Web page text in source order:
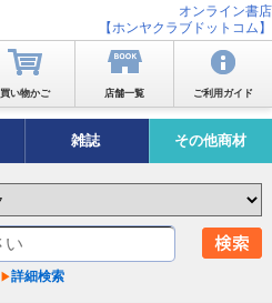
オンライン書店
【ホンヤクラブドットコム】
買い物かご 店舗一覧 ご利用ガイド
雑誌 その他商材
詳細検索